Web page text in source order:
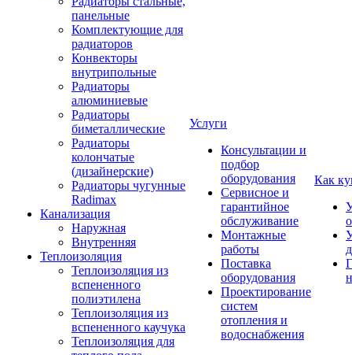
панельные
Комплектующие для
радиаторов
Конвекторы
внутрипольные
Радиаторы
алюминиевые
Радиаторы
биметаллические
Радиаторы
колончатые
(дизайнерские)
Радиаторы чугунные
Radimax
Канализация
Наружная
Внутренняя
Теплоизоляция
Теплоизоляция из
вспененного
полиэтилена
Теплоизоляция из
вспененного каучука
Теплоизоляция для
Услуги
Консультации и
подбор
оборудования
Сервисное и
гарантийное
обслуживание
Монтажные
работы
Поставка
оборудования
Проектирование
систем
отопления и
водоснабжения
Как